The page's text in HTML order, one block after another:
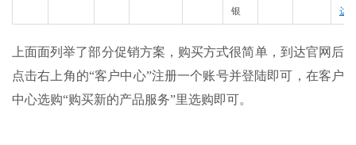
银
达
上面面列举了部分促销方案，购买方式很简单，到达官网后
点击右上角的“客户中心”注册一个账号并登陆即可，在客户
中心选购“购买新的产品服务”里选购即可。